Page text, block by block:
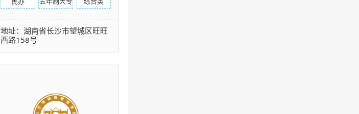
地址：湖南省长沙市望城区旺旺
西路158号